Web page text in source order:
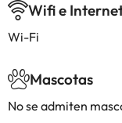
Wifi e
Wi-Fi
Mascotas
No se admiten